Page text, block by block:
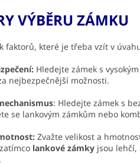
VÝBĚRU ZÁMKU
faktorů, které je třeba vzít v
Hledejte zámek s
nejbezpečnější možnosti.
: Hledejte zámek s
se lankovým zámkům nebo
Zvažte velikost a
lankové zámky jsou lehčí,